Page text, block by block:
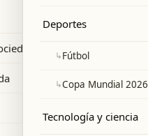
Deportes
↳Fútbol
↳Copa Mundial 2026
Tecnología y ciencia